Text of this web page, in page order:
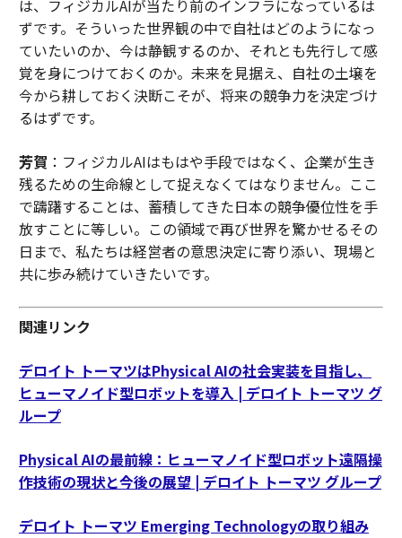
は、フィジカルAIが当たり前のインフラになっているは
ずです。そういった世界観の中で自社はどのようになっ
ていたいのか、今は静観するのか、それとも先行して感
覚を身につけておくのか。未来を見据え、自社の土壌を
今から耕しておく決断こそが、将来の競争力を決定づけ
るはずです。
芳賀 ：フィジカルAIはもはや手段ではなく、企業が生き
残るための生命線として捉えなくてはなりません。ここ
で躊躇することは、蓄積してきた日本の競争優位性を手
放すことに等しい。この領域で再び世界を驚かせるその
日まで、私たちは経営者の意思決定に寄り添い、現場と
共に歩み続けていきたいです。
関連リンク
デロイト トーマツはPhysical AIの社会実装を目指し、
ヒューマノイド型ロボットを導入 | デロイト トーマツ グ
ループ
Physical AIの最前線：ヒューマノイド型ロボット遠隔操
作技術の現状と今後の展望 | デロイト トーマツ グループ
デロイト トーマツ Emerging Technologyの取り組み